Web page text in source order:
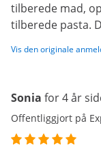
tilberede mad,
tilberede pasta.
Vis den originale
Sonia for 4 år
Offentliggjort på